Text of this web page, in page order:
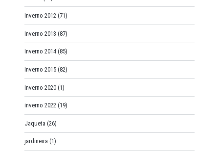
Inverno 2012 (71)
Inverno 2013 (87)
Inverno 2014 (85)
Inverno 2015 (82)
Inverno 2020 (1)
inverno 2022 (19)
Jaqueta (26)
jardineira (1)